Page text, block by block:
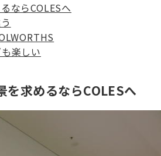
ならCOLESへ
楽しい
を求めるならCOLESへ